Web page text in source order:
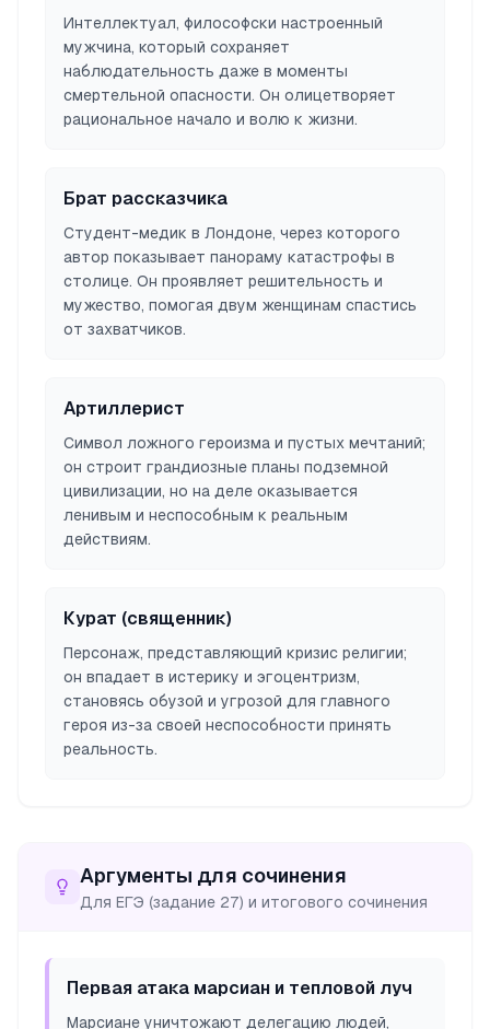
Интеллектуал, философски настроенный
мужчина, который сохраняет
наблюдательность даже в моменты
смертельной опасности. Он олицетворяет
рациональное начало и волю к жизни.
Брат рассказчика
Студент-медик в Лондоне, через которого
автор показывает панораму катастрофы в
столице. Он проявляет решительность и
мужество, помогая двум женщинам спастись
от захватчиков.
Артиллерист
Символ ложного героизма и пустых мечтаний;
он строит грандиозные планы подземной
цивилизации, но на деле оказывается
ленивым и неспособным к реальным
действиям.
Курат (священник)
Персонаж, представляющий кризис религии;
он впадает в истерику и эгоцентризм,
становясь обузой и угрозой для главного
героя из-за своей неспособности принять
реальность.
Аргументы для сочинения
Для ЕГЭ (задание 27) и итогового сочинения
Первая атака марсиан и тепловой луч
Марсиане уничтожают делегацию людей,